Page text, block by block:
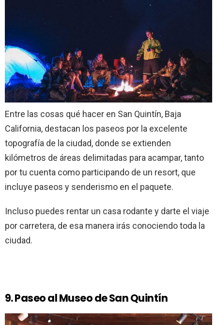
Entre las cosas qué hacer en San Quintín, Baja
California, destacan los paseos por la excelente
topografía de la ciudad, donde se extienden
kilómetros de áreas delimitadas para acampar, tanto
por tu cuenta como participando de un resort, que
incluye paseos y senderismo en el paquete.
Incluso puedes rentar un casa rodante y darte el viaje
por carretera, de esa manera irás conociendo toda la
ciudad.
9. Paseo al Museo de San Quintín